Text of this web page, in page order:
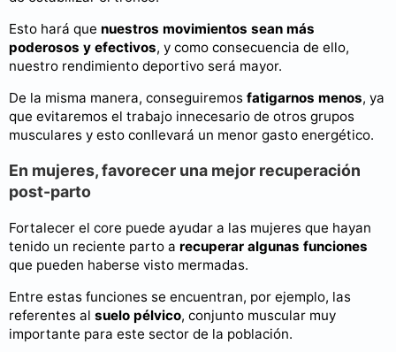
Esto hará que nuestros movimientos sean más
poderosos y efectivos, y como consecuencia de ello,
nuestro rendimiento deportivo será mayor.
De la misma manera, conseguiremos fatigarnos menos, ya
que evitaremos el trabajo innecesario de otros grupos
musculares y esto conllevará un menor gasto energético.
En mujeres, favorecer una mejor recuperación
post-parto
Fortalecer el core puede ayudar a las mujeres que hayan
tenido un reciente parto a recuperar algunas funciones
que pueden haberse visto mermadas.
Entre estas funciones se encuentran, por ejemplo, las
referentes al suelo pélvico, conjunto muscular muy
importante para este sector de la población.